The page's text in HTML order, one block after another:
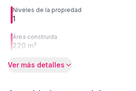
Niveles de la propiedad
1
Área construida
220 m²
Ver más detalles